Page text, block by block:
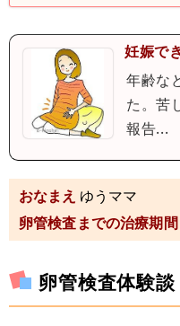
妊娠で
年齢な
た。苦
報告...
おなまえ ゆうママ
卵管検査までの治療期間
卵管検査体験談